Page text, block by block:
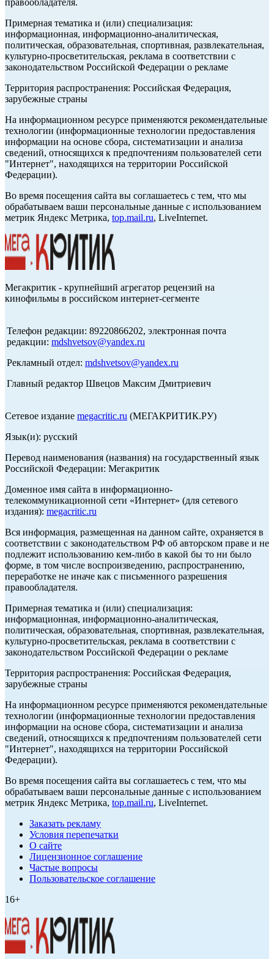
правообладателя.
Примерная тематика и (или) специализация:
информационная, информационно-аналитическая,
политическая, образовательная, спортивная, развлекательная,
культурно-просветительская, реклама в соответствии с
законодательством Российской Федерации о рекламе
Территория распространения: Российская Федерация,
зарубежные страны
На информационном ресурсе применяются рекомендательные
технологии (информационные технологии предоставления
информации на основе сбора, систематизации и анализа
сведений, относящихся к предпочтениям пользователей сети
"Интернет", находящихся на территории Российской
Федерации).
Во время посещения сайта вы соглашаетесь с тем, что мы
обрабатываем ваши персональные данные с использованием
метрик Яндекс Метрика, top.mail.ru, LiveInternet.
Мегакритик - крупнейший агрегатор рецензий на
кинофильмы в российском интернет-сегменте
Телефон редакции: 89220866202, электронная почта
редакции: mdshvetsov@yandex.ru
Рекламный отдел: mdshvetsov@yandex.ru
Главный редактор Швецов Максим Дмитриевич
Сетевое издание megacritic.ru (МЕГАКРИТИК.РУ)
Язык(и): русский
Перевод наименования (названия) на государственный язык
Российской Федерации: Мегакритик
Доменное имя сайта в информационно-
телекоммуникационной сети «Интернет» (для сетевого
издания): megacritic.ru
Вся информация, размещенная на данном сайте, охраняется в
соответствии с законодательством РФ об авторском праве и не
подлежит использованию кем-либо в какой бы то ни было
форме, в том числе воспроизведению, распространению,
переработке не иначе как с письменного разрешения
правообладателя.
Примерная тематика и (или) специализация:
информационная, информационно-аналитическая,
политическая, образовательная, спортивная, развлекательная,
культурно-просветительская, реклама в соответствии с
законодательством Российской Федерации о рекламе
Территория распространения: Российская Федерация,
зарубежные страны
На информационном ресурсе применяются рекомендательные
технологии (информационные технологии предоставления
информации на основе сбора, систематизации и анализа
сведений, относящихся к предпочтениям пользователей сети
"Интернет", находящихся на территории Российской
Федерации).
Во время посещения сайта вы соглашаетесь с тем, что мы
обрабатываем ваши персональные данные с использованием
метрик Яндекс Метрика, top.mail.ru, LiveInternet.
Заказать рекламу
Условия перепечатки
О сайте
Лицензионное соглашение
Частые вопросы
Пользовательское соглашение
16+